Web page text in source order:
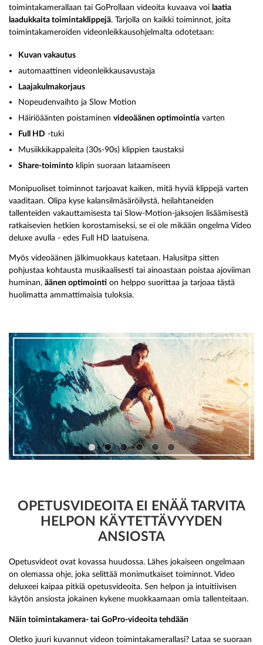
toimintakamerallaan tai GoProllaan videoita kuvaava voi laatia
laadukkaita toimintaklippejä. Tarjolla on kaikki toiminnot, joita
toimintakameroiden videonleikkausohjelmalta odotetaan:
Kuvan vakautus
automaattinen videonleikkausavustaja
Laajakulmakorjaus
Nopeudenvaihto ja Slow Motion
Häiriöäänten poistaminenvideoäänen optimointia varten
Full HD -tuki
Musiikkikappaleita (30s-90s) klippien taustaksi
Share-toiminto klipin suoraan lataamiseen
Monipuoliset toiminnot tarjoavat kaiken, mitä hyviä klippejä varten
vaaditaan. Olipa kyse kalansilmäsäröilystä, heilahtaneiden
tallenteiden vakauttamisesta tai Slow-Motion-jaksojen lisäämisestä
ratkaisevien hetkien korostamiseksi, se ei ole mikään ongelma Video
deluxe avulla - edes Full HD laatuisena.
Myös videoäänen jälkimuokkaus katetaan. Halusitpa sitten
pohjustaa kohtausta musikaalisesti tai ainoastaan poistaa ajoviiman
huminan, äänen optimointi on helppo suorittaa ja tarjoaa tästä
huolimatta ammattimaisia tuloksia.
OPETUSVIDEOITA EI ENÄÄ TARVITA
HELPON KÄYTETTÄVYYDEN
ANSIOSTA
Opetusvideot ovat kovassa huudossa. Lähes jokaiseen ongelmaan
on olemassa ohje, joka selittää monimutkaiset toiminnot. Video
deluxeei kaipaa pitkiä opetusvideoita. Sen helpon ja intuitiivisen
käytön ansiosta jokainen kykene muokkaamaan omia tallenteitaan.
Näin toimintakamera- tai GoPro-videoita tehdään
Oletko juuri kuvannut videon toimintakamerallasi? Lataa se suoraan